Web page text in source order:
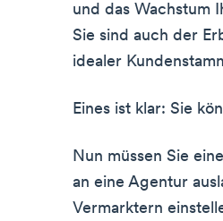
und das Wachstum
Sie sind auch der
idealer
Eines ist klar: Sie
Nun müssen Sie
an eine Agentur
Vermarktern